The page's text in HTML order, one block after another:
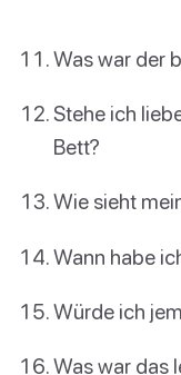
Was war der
Stehe ich
Bett?
Wie sieht
Wann habe
Würde ich
Was war das